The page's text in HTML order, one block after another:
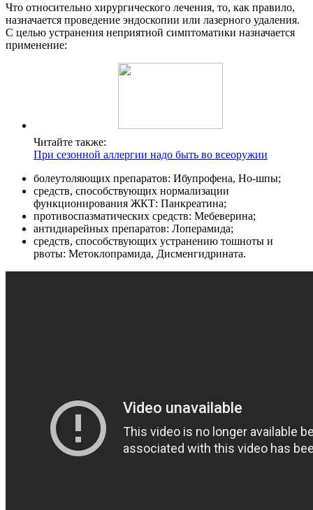
Что относительно хирургического лечения, то, как правило,
назначается проведение эндоскопии или лазерного удаления.
С целью устранения неприятной симптоматики назначается
применение:
Читайте также:
При сезонной аллергии надо быть во всеоружии
болеутоляющих препаратов: Ибупрофена, Но-шпы;
средств, способствующих нормализации
функционирования ЖКТ: Панкреатина;
противоспазматических средств: Мебеверина;
антидиарейных препаратов: Лоперамида;
средств, способствующих устранению тошноты и
рвоты: Метоклопрамида, Дисменгидрината.